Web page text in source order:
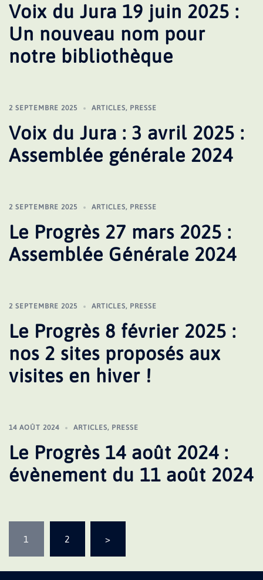
Voix du Jura 19 juin 2025 :
Un nouveau nom pour
notre bibliothèque
2 SEPTEMBRE 2025 ARTICLES, PRESSE
Voix du Jura : 3 avril 2025 :
Assemblée générale 2024
2 SEPTEMBRE 2025 ARTICLES, PRESSE
Le Progrès 27 mars 2025 :
Assemblée Générale 2024
2 SEPTEMBRE 2025 ARTICLES, PRESSE
Le Progrès 8 février 2025 :
nos 2 sites proposés aux
visites en hiver !
14 AOÛT 2024 ARTICLES, PRESSE
Le Progrès 14 août 2024 :
évènement du 11 août 2024
des
publications
1 2 >